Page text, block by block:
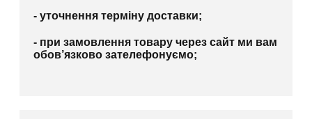
- уточнення терміну доставки;
- при замовлення товару через сайт ми вам
обов’язково зателефонуємо;